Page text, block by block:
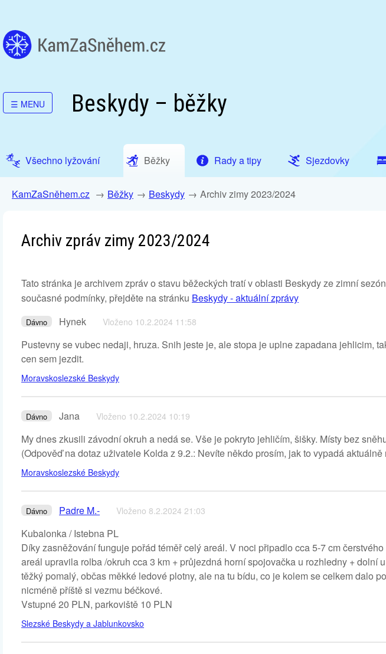
☰ MENU Beskydy – běžky
Všechno lyžování Běžky Rady a tipy Sjezdovky
KamZaSněhem.cz Běžky Beskydy Archiv zimy 2023/2024
Archiv zpráv zimy 2023/2024
Tato stránka je archivem zpráv o stavu běžeckých tratí v oblasti Beskydy ze zimní
současné podmínky, přejděte na stránku Beskydy - aktuální zprávy
Dávno Hynek Vloženo 10.2.2024 11:58
Pustevny se vubec nedaji, hruza. Snih jeste je, ale stopa je uplne zapadana jehlicim,
cen sem jezdit.
Moravskoslezské Beskydy
Dávno Jana Vloženo 10.2.2024 10:19
My dnes zkusili závodní okruh a nedá se. Vše je pokryto jehličím, šišky. Místy bez
(Odpověď na dotaz uživatele Kolda z 9.2.: Nevíte někdo prosím, jak to vypadá
Moravskoslezské Beskydy
Dávno Padre M.- Vloženo 8.2.2024 21:03
Kubalonka / Istebna PL
Díky zasněžování funguje pořád téměř celý areál. V noci připadlo cca 5-7 cm
areál upravila rolba /okruh cca 3 km + průjezdná horní spojovačka u rozhledny + dolní
těžký pomalý, občas měkké ledové plotny, ale na tu bídu, co je kolem se celkem dalo
nicméně příště si vezmu béčkové.
Vstupné 20 PLN, parkoviště 10 PLN
Slezské Beskydy a Jablunkovsko